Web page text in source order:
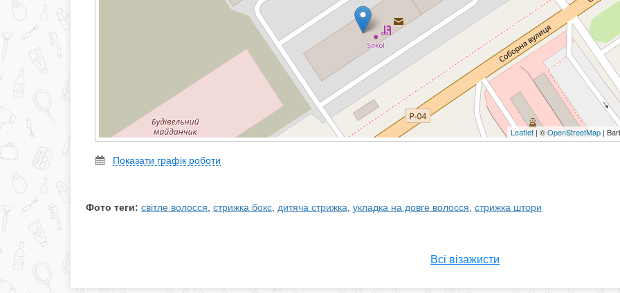
Leaflet | ©OpenStreetMap |
Показати графік роботи
Фото теги: світле волосся стрижка бокс дитяча стрижка укладка на довге волосся стрижка штори
Всі візажисти